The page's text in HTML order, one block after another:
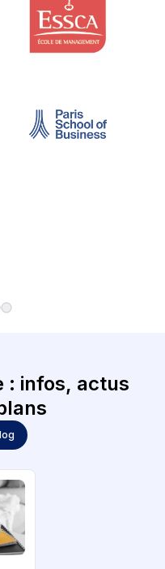
: infos, actus